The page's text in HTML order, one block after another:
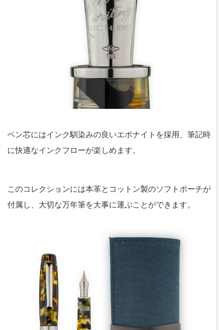
ペン芯にはインク馴染みの良いエボナイトを採用、筆記時
に快適なインクフローが楽しめます。
このコレクションには本革とコットン製のソフトポーチが
付属し、大切な万年筆を大事に運ぶことができます。